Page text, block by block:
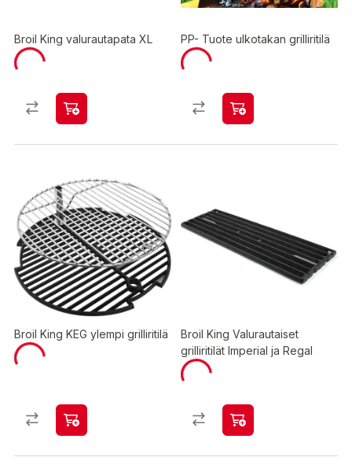
Broil King valurautapata XL PP- Tuote ulkotakan grilliritilä
Broil King KEG ylempi grilliritilä
Broil King Valurautaiset
grilliritilät Imperial ja Regal